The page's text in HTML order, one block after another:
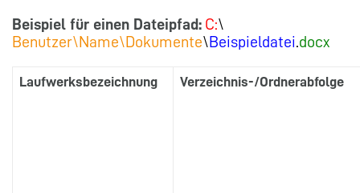
Beispiel für einen Dateipfad: C:\
Benutzer\Name\Dokumente\ Beispieldatei.docx
Laufwerksbezeichnung Verzeichnis-/Ordnerabfolge